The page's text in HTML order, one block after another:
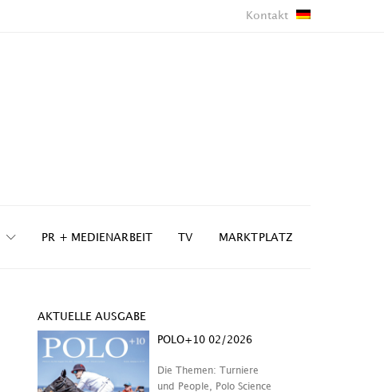
Kontakt
PR + MEDIENARBEIT TV MARKTPLATZ
AKTUELLE AUSGABE
POLO+10 02/2026
Die Themen: Turniere
und People, Polo Science